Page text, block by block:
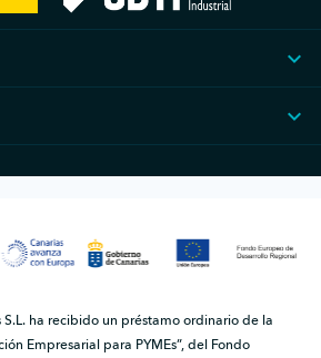
ha recibido un préstamo ordinario de la
Empresarial para PYMEs”, del Fondo